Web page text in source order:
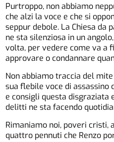
Purtroppo, non abbiamo
che alzi la voce e che si
seppur debole. La Chiesa da
ne sta silenziosa in un
volta, per vedere come va a
approvare o condannare
Non abbiamo traccia del
sua flebile voce di assassino
e consigli questa disgraziata
delitti ne sta facendo
Rimaniamo noi, poveri cristi,
quattro pennuti che Renzo